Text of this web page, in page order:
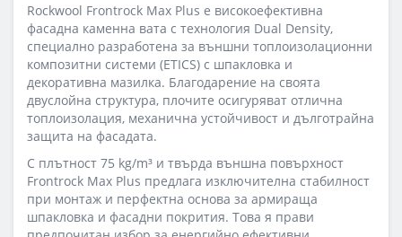
Rockwool Frontrock Max Plus е високоефективна
фасадна каменна вата с технология Dual Density,
специално разработена за външни топлоизолационни
композитни системи (ETICS) с шпакловка и
декоративна мазилка. Благодарение на своята
двуслойна структура, плочите осигуряват отлична
топлоизолация, механична устойчивост и дълготрайна
защита на фасадата.
С плътност 75 kg/m³ и твърда външна повърхност
Frontrock Max Plus предлага изключителна стабилност
при монтаж и перфектна основа за армираща
шпакловка и фасадни покрития. Това я прави